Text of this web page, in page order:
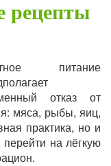
рецепты
питание
отказ от
мяса, рыбы, яиц,
практика, но и
на лёгкую